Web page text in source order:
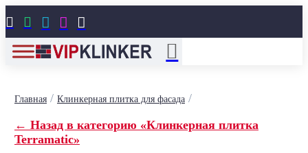
    
Главная/ Клинкерная плитка для фасада/
← Назад в категорию «Клинкерная плитка
Terramatic»